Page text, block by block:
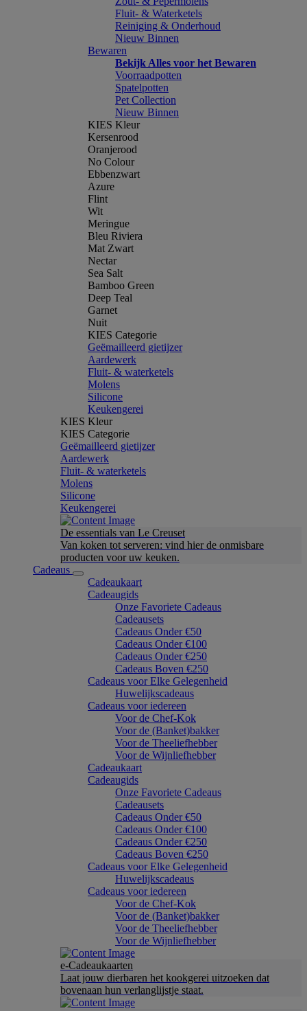
Fluit- & Waterketels
Reiniging & Onderhoud
Nieuw Binnen
Bewaren
Bekijk Alles voor het Bewaren
Voorraadpotten
Spatelpotten
Pet Collection
Nieuw Binnen
KIES Kleur
Kersenrood
Oranjerood
No Colour
Ebbenzwart
Azure
Flint
Wit
Meringue
Bleu Riviera
Mat Zwart
Nectar
Sea Salt
Bamboo Green
Deep Teal
Garnet
Nuit
KIES Categorie
Geëmailleerd gietijzer
Aardewerk
Fluit- & waterketels
Molens
Silicone
Keukengerei
KIES Kleur
KIES Categorie
Geëmailleerd gietijzer
Aardewerk
Fluit- & waterketels
Molens
Silicone
Keukengerei
De essentials van Le Creuset
Van koken tot serveren: vind hier de onmisbare
producten voor uw keuken.
Cadeaus
Cadeaukaart
Cadeaugids
Onze Favoriete Cadeaus
Cadeausets
Cadeaus Onder €50
Cadeaus Onder €100
Cadeaus Onder €250
Cadeaus Boven €250
Cadeaus voor Elke Gelegenheid
Huwelijkscadeaus
Cadeaus voor iedereen
Voor de Chef-Kok
Voor de (Banket)bakker
Voor de Theeliefhebber
Voor de Wijnliefhebber
Cadeaukaart
Cadeaugids
Onze Favoriete Cadeaus
Cadeausets
Cadeaus Onder €50
Cadeaus Onder €100
Cadeaus Onder €250
Cadeaus Boven €250
Cadeaus voor Elke Gelegenheid
Huwelijkscadeaus
Cadeaus voor iedereen
Voor de Chef-Kok
Voor de (Banket)bakker
Voor de Theeliefhebber
Voor de Wijnliefhebber
e-Cadeaukaarten
Laat jouw dierbaren het kookgerei uitzoeken dat
bovenaan hun verlanglijstje staat.